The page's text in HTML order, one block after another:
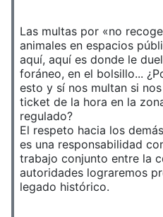
Las multas por «no
animales en espacios
aquí, aquí es donde le
foráneo, en el bolsillo...
esto y sí nos multan si
ticket de la hora en la
regulado?
El respeto hacia los
es una responsabilidad
trabajo conjunto entre la
autoridades lograremos
legado histórico.